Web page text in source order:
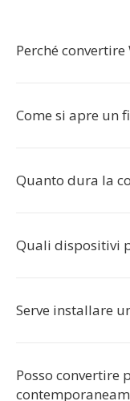
Perché convertire
Come si apre un
Quanto dura la
Quali dispositivi
Serve installare
Posso convertire